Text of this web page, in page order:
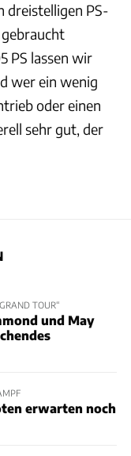
dreistelligen PS-
PS lassen wir
wer ein wenig
oder einen
sehr gut, der
TOUR“
und May
erwarten noch